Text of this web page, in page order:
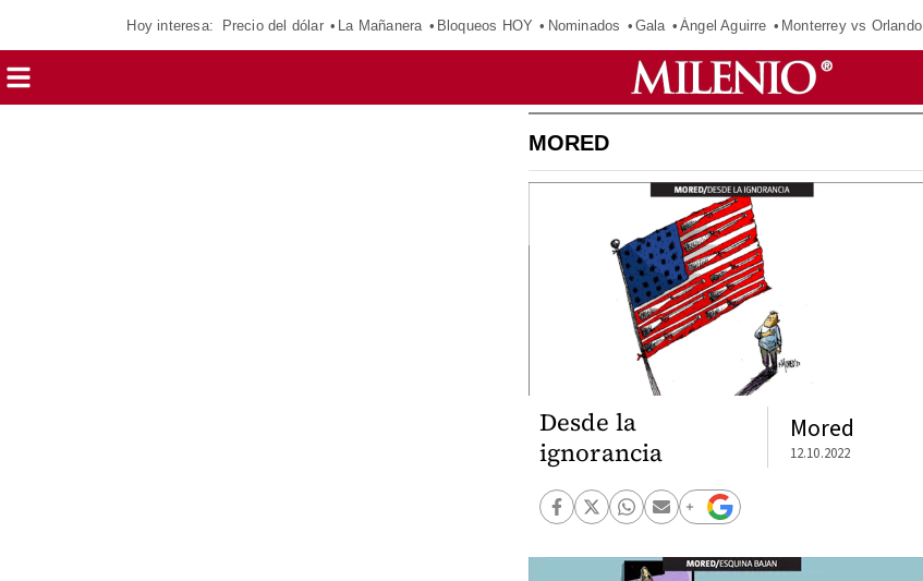
Hoy interesa: Precio del dólar La Mañanera Bloqueos HOY Nominados Gala Ángel Aguirre Monterrey vs Orlando
MORED
Desde la
ignorancia
Mored
12.10.2022